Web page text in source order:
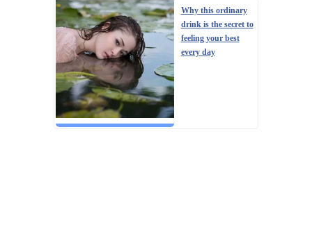
Why this ordinary
drink is the secret to
feeling your best
every day